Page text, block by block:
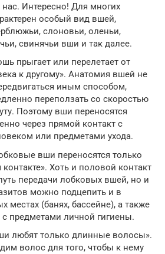
нас. Интересно! Для многих
особый вид вшей,
слоновьи, оленьи,
свинячьи вши и так далее.
прыгает или перелетает от
к другому». Анатомия вшей не
иным способом,
переползать со скоростью
Поэтому вши переносятся
через прямой контакт с
или предметами ухода.
вши переносятся только
Хоть и половой контакт
передачи лобковых вшей, но и
можно подцепить и в
местах (банях, бассейне), а также
с предметами личной гигиены.
любят только длинные волосы».
волос для того, чтобы к нему